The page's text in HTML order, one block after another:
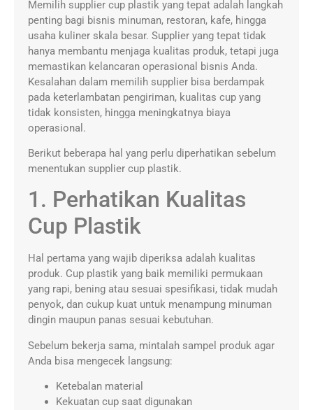
Memilih supplier cup plastik yang tepat adalah langkah
penting bagi bisnis minuman, restoran, kafe, hingga
usaha kuliner skala besar. Supplier yang tepat tidak
hanya membantu menjaga kualitas produk, tetapi juga
memastikan kelancaran operasional bisnis Anda.
Kesalahan dalam memilih supplier bisa berdampak
pada keterlambatan pengiriman, kualitas cup yang
tidak konsisten, hingga meningkatnya biaya
operasional.
Berikut beberapa hal yang perlu diperhatikan sebelum
menentukan supplier cup plastik.
1. Perhatikan Kualitas
Cup Plastik
Hal pertama yang wajib diperiksa adalah kualitas
produk. Cup plastik yang baik memiliki permukaan
yang rapi, bening atau sesuai spesifikasi, tidak mudah
penyok, dan cukup kuat untuk menampung minuman
dingin maupun panas sesuai kebutuhan.
Sebelum bekerja sama, mintalah sampel produk agar
Anda bisa mengecek langsung:
Ketebalan material
Kekuatan cup saat digunakan